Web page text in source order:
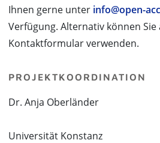
Ihnen gerne unter info@open-
Verfügung. Alternativ können
Kontaktformular verwenden.
PROJEKTKOORDINATION
Dr. Anja Oberländer
Universität Konstanz